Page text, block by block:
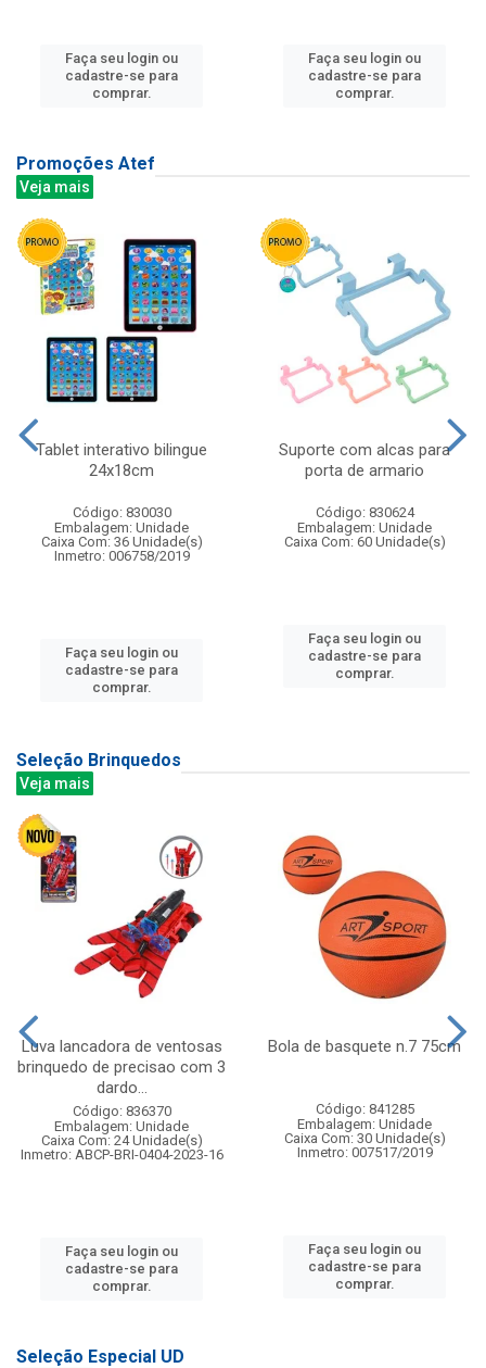
Faça seu login ou
cadastre-se para
comprar.
Faça seu login ou
cadastre-se para
comprar.
Promoções Atef
Veja mais
Tablet interativo bilingue
24x18cm
Código: 830030
Embalagem: Unidade
Caixa Com: 36 Unidade(s)
Inmetro: 006758/2019
Faça seu login ou
cadastre-se para
comprar.
Suporte com alcas para
porta de armario
Código: 830624
Embalagem: Unidade
Caixa Com: 60 Unidade(s)
Faça seu login ou
cadastre-se para
comprar.
Seleção Brinquedos
Veja mais
Luva lancadora de ventosas
brinquedo de precisao com 3
dardo...
Código: 836370
Embalagem: Unidade
Caixa Com: 24 Unidade(s)
Inmetro: ABCP-BRI-0404-2023-16
Faça seu login ou
cadastre-se para
comprar.
Bola de basquete n.7 75cm
Código: 841285
Embalagem: Unidade
Caixa Com: 30 Unidade(s)
Inmetro: 007517/2019
Faça seu login ou
cadastre-se para
comprar.
Seleção Especial UD